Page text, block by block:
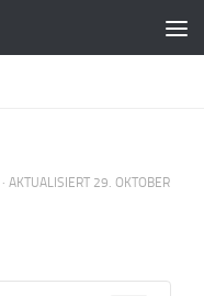
· AKTUALISIERT 29. OKTOBER